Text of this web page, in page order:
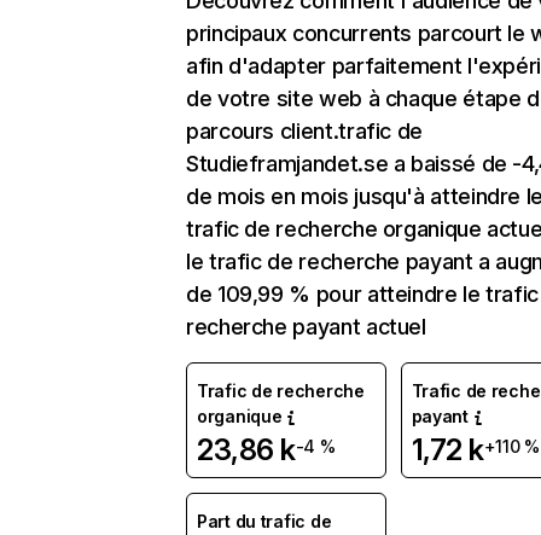
principaux concurrents parcourt le
afin d'adapter parfaitement
de votre site web à chaque étape
parcours client.trafic de
Studieframjandet.se a baissé de -
de mois en mois jusqu'à atteindre
trafic de recherche organique
le trafic de recherche payant a
de 109,99 % pour atteindre le
recherche payant actuel
Trafic de recherche
organique
23,86 k-4 %
Trafic de
payant
1,72 k+110 %
Part du trafic de